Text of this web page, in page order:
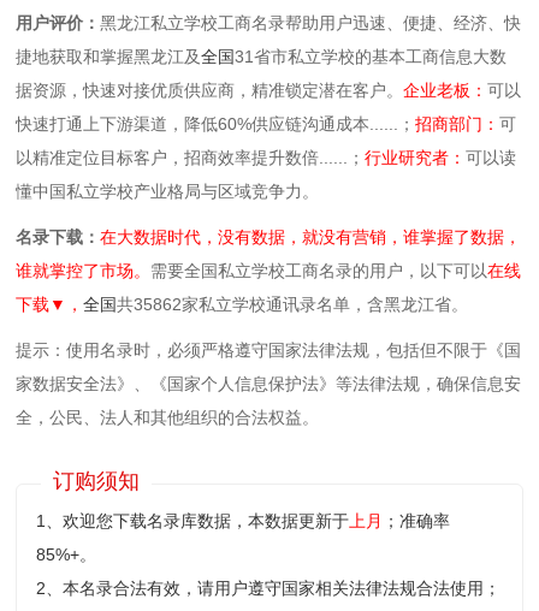
用户评价：黑龙江私立学校工商名录帮助用户迅速、便捷、经济、快
捷地获取和掌握黑龙江及全国31省市私立学校的基本工商信息大数
据资源，快速对接优质供应商，精准锁定潜在客户。企业老板：可以
快速打通上下游渠道，降低60%供应链沟通成本......；招商部门：可
以精准定位目标客户，招商效率提升数倍......；行业研究者：可以读
懂中国私立学校产业格局与区域竞争力。
名录下载：在大数据时代，没有数据，就没有营销，谁掌握了数据，
谁就掌控了市场。 需要全国私立学校工商名录的用户，以下可以在线
下载▼，全国共35862家私立学校通讯录名单，含黑龙江省。
提示：使用名录时，必须严格遵守国家法律法规，包括但不限于《国
家数据安全法》、《国家个人信息保护法》等‌法律法规，确保信息安
全，公民、法人和其他组织的合法权益。
订购须知
1、欢迎您下载名录库数据，本数据更新于 上月 ；准确率
85%+。
2、本名录合法有效，请用户遵守国家相关法律法规合法使用；